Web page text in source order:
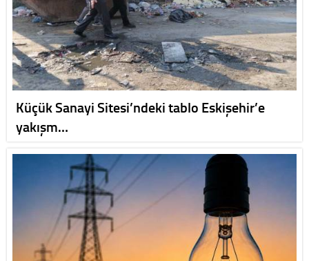
Küçük Sanayi Sitesi’ndeki tablo Eskişehir’e
yakışm…